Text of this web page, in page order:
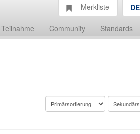
Teilnahme Community Standards
Merkliste DE